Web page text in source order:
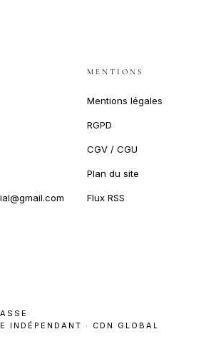
MENTIONS
Mentions légales
RGPD
CGV / CGU
Plan du site
Flux RSS
INDÉPENDANT · CDN GLOBAL